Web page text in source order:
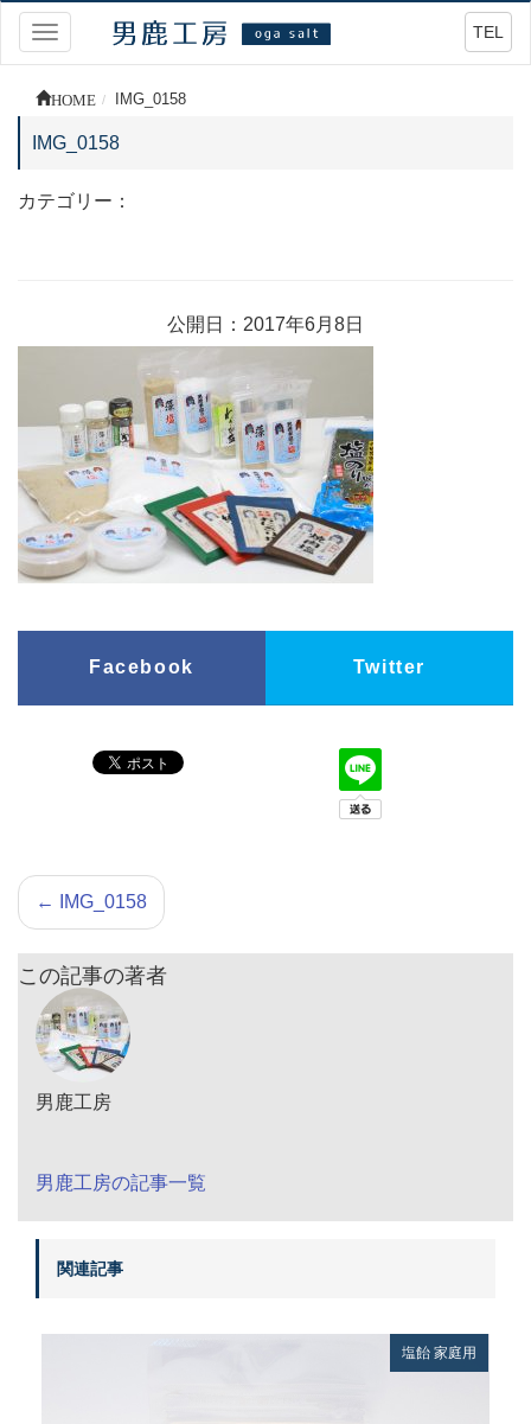
Toggle
navigation
TEL
HOME IMG_0158
IMG_0158
カテゴリー：
公開日：2017年6月8日
Facebook Twitter
← IMG_0158
この記事の著者
男鹿工房
男鹿工房の記事一覧
関連記事
塩飴 家庭用